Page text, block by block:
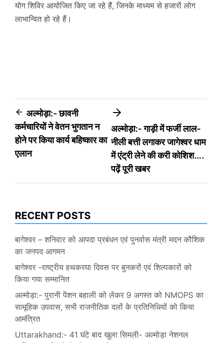
योग शिविर आयोजित किए जा रहे हैं, जिनके माध्यम से हजारों लोग
लाभान्वित हो रहे हैं।
Post
navigation
अल्मोड़ा:- छावनी
कर्मचारियों ने वेतन भुगतान न
होने पर किया कार्य बहिष्कार का
एलान
अल्मोड़ा:- गाड़ी में फर्जी लाल-
नीली बत्ती लगाकर जागेश्वर धाम
में एंट्री लेने की करी कोशिश….
पढ़ें पूरी खबर
RECENT POSTS
बागेश्वर – शनिवार को आपदा प्रबंधन एवं पुनर्वास मंत्री मदन कौशिक
का जनपद आगमन
बागेश्वर -राष्ट्रीय हथकरघा दिवस पर बुनकरों एवं शिल्पकारों को
किया गया सम्मानित
अल्मोड़ा:- पुरानी पेंशन बहाली को लेकर 9 अगस्त को NMOPS का
सामूहिक उपवास, सभी राजनीतिक दलों के प्रतिनिधियों को किया
आमंत्रित
Uttarakhand:- 41 घंटे बाद खुला सिमली- अल्मोड़ा नेशनल